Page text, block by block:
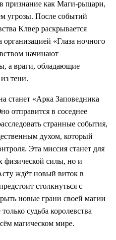
признание как Маги-рыцари,
угрозы. После событий
Клвер раскрывается
«Глаза ночного
начинают
а враги, обладающие
тени.
станет «Арка Заповедника
отправится в соседнее
странные события,
духом, который
Эта миссия станет для
физической силы, но и
ждёт новый виток в
столкнуться с
новые грани своей магии
судьба королевства
магическом мире.